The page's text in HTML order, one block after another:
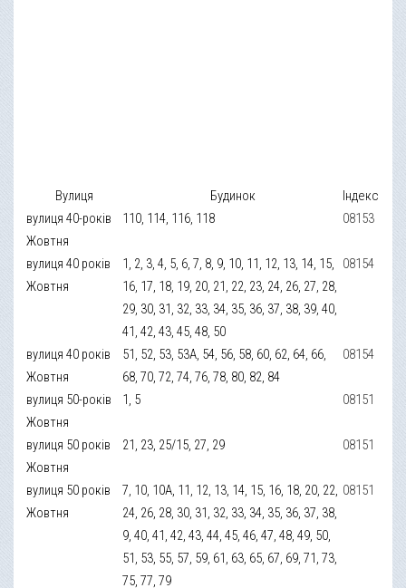
Вулиця Будинок
Індекс
вулиця 40-років
Жовтня
110, 114, 116, 118 08153
вулиця 40 років
Жовтня
1, 2, 3, 4, 5, 6, 7, 8, 9, 10, 11, 12, 13, 14, 15,
16, 17, 18, 19, 20, 21, 22, 23, 24, 26, 27, 28,
29, 30, 31, 32, 33, 34, 35, 36, 37, 38, 39, 40,
41, 42, 43, 45, 48, 50
08154
вулиця 40 років
Жовтня
51, 52, 53, 53А, 54, 56, 58, 60, 62, 64, 66,
68, 70, 72, 74, 76, 78, 80, 82, 84
08154
вулиця 50-років
Жовтня
1, 5 08151
вулиця 50 років
Жовтня
21, 23, 25/15, 27, 29 08151
вулиця 50 років
Жовтня
7, 10, 10А, 11, 12, 13, 14, 15, 16, 18, 20, 22,
24, 26, 28, 30, 31, 32, 33, 34, 35, 36, 37, 38,
9, 40, 41, 42, 43, 44, 45, 46, 47, 48, 49, 50,
51, 53, 55, 57, 59, 61, 63, 65, 67, 69, 71, 73,
75, 77, 79
08151